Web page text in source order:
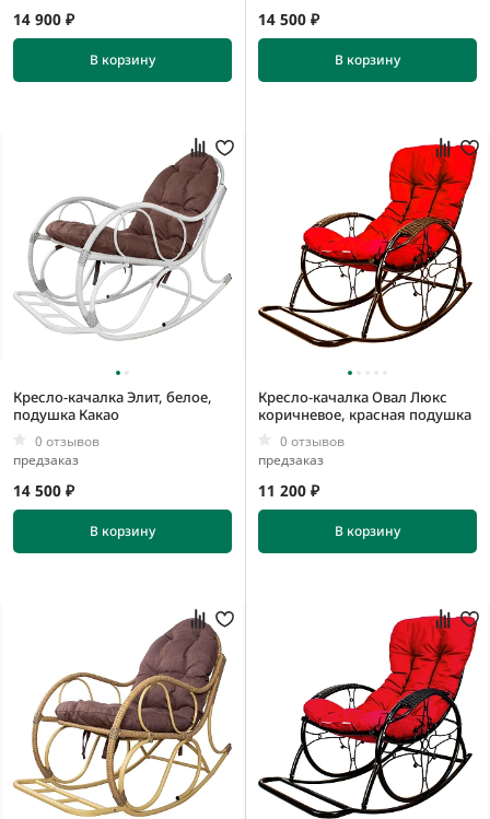
14 900 ₽
В корзину
14 500 ₽
В корзину
Кресло-качалка Элит, белое,
подушка Какао
0 отзывов
предзаказ
14 500 ₽
В корзину
Кресло-качалка Овал Люкс
коричневое, красная подушка
0 отзывов
предзаказ
11 200 ₽
В корзину